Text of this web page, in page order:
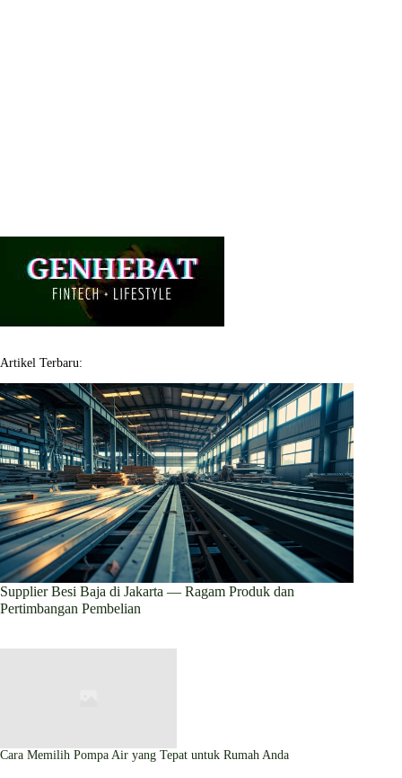
Artikel Terbaru:
Supplier Besi Baja di Jakarta — Ragam Produk dan
Pertimbangan Pembelian
Cara Memilih Pompa Air yang Tepat untuk Rumah Anda